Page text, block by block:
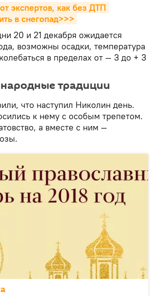
экспертов, как без ДТП
в снегопад>>>
20 и 21 декабря ожидается
возможны осадки, температура
в пределах от — 3 до + 3
традиции
что наступил Николин день.
к нему с особым трепетом.
а вместе с ним —